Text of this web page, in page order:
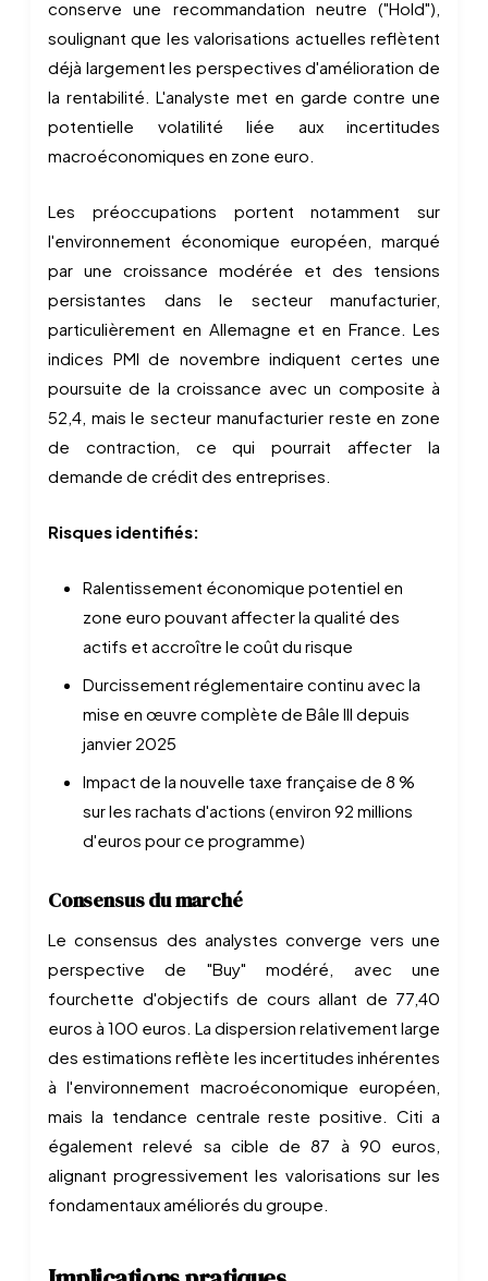
conserve une recommandation neutre ("Hold"),
soulignant que les valorisations actuelles reflètent
déjà largement les perspectives d'amélioration de
la rentabilité. L'analyste met en garde contre une
potentielle volatilité liée aux incertitudes
macroéconomiques en zone euro.
Les préoccupations portent notamment sur
l'environnement économique européen, marqué
par une croissance modérée et des tensions
persistantes dans le secteur manufacturier,
particulièrement en Allemagne et en France. Les
indices PMI de novembre indiquent certes une
poursuite de la croissance avec un composite à
52,4, mais le secteur manufacturier reste en zone
de contraction, ce qui pourrait affecter la
demande de crédit des entreprises.
Risques identifiés:
Ralentissement économique potentiel en
zone euro pouvant affecter la qualité des
actifs et accroître le coût du risque
Durcissement réglementaire continu avec la
mise en œuvre complète de Bâle III depuis
janvier 2025
Impact de la nouvelle taxe française de 8 %
sur les rachats d'actions (environ 92 millions
d'euros pour ce programme)
Consensus du marché
Le consensus des analystes converge vers une
perspective de "Buy" modéré, avec une
fourchette d'objectifs de cours allant de 77,40
euros à 100 euros. La dispersion relativement large
des estimations reflète les incertitudes inhérentes
à l'environnement macroéconomique européen,
mais la tendance centrale reste positive. Citi a
également relevé sa cible de 87 à 90 euros,
alignant progressivement les valorisations sur les
fondamentaux améliorés du groupe.